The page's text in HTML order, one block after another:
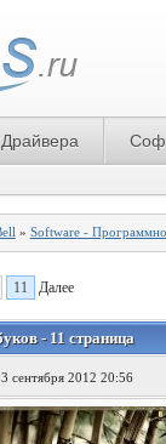
Драйвера
» Software -
11 Далее
- 11 страница
3 сентября 2012 20:56